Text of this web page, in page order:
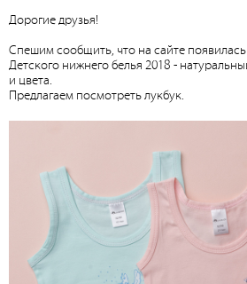
Дорогие друзья!
Спешим сообщить, что на сайте
Детского нижнего белья 2018 -
и цвета.
Предлагаем посмотреть лукбук.